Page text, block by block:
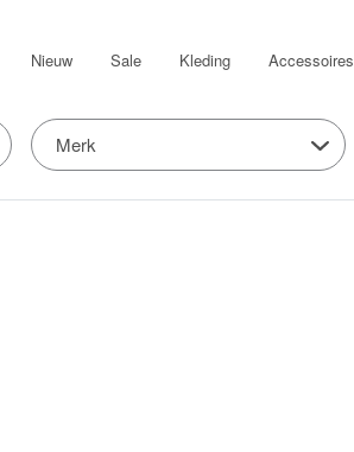
Nieuw Sale Kleding Accessoires
Merk